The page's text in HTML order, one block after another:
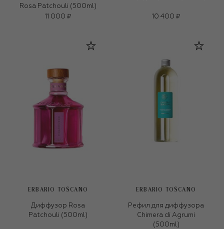
Rosa Patchouli (500ml)
11 000 ₽
10 400 ₽
ERBARIO TOSCANO
Диффузор Rosa
Patchouli (500ml)
ERBARIO TOSCANO
Рефил для диффузора
Chimera di Agrumi
(500ml)